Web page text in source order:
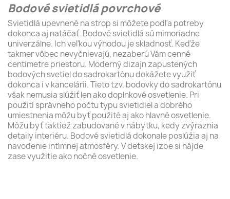
Bodové svietidlá povrchové
Svietidlá upevnené na strop si môžete podľa potreby
dokonca aj natáčať. Bodové svietidlá sú mimoriadne
univerzálne. Ich veľkou výhodou je skladnosť. Keďže
takmer vôbec nevyčnievajú, nezaberú Vám cenné
centimetre priestoru. Moderný dizajn zapustených
bodových svetiel do sadrokartónu dokážete využiť
dokonca i v kancelárii. Tieto tzv. bodovky do sadrokartónu
však nemusia slúžiť len ako doplnkové osvetlenie. Pri
použití správneho počtu typu svietidiel a dobrého
umiestnenia môžu byť použité aj ako hlavné osvetlenie.
Môžu byť taktiež zabudované v nábytku, kedy zvýraznia
detaily interiéru. Bodové svietidlá dokonale poslúžia aj na
navodenie intímnej atmosféry. V detskej izbe si nájde
zase využitie ako nočné osvetlenie.